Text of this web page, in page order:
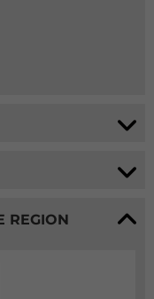
REGION